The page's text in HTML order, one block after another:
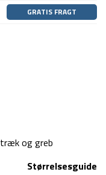
GRATIS FRAGT
og greb
Størrelsesguide